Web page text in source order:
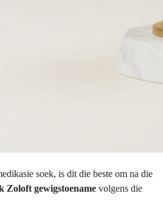
soek, is dit die beste om na die
Zoloft gewigstoename volgens die